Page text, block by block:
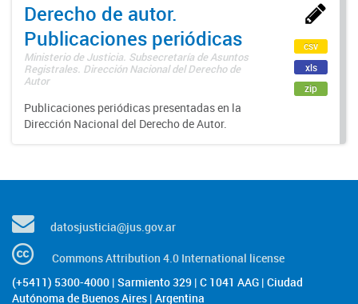
Derecho de autor.
Publicaciones periódicas
Ministerio de Justicia. Subsecretaría de Asuntos
Registrales. Dirección Nacional del Derecho de
Autor
Publicaciones periódicas presentadas en la
Dirección Nacional del Derecho de Autor.
csv
xls
zip
datosjusticia@jus.gov.ar
Commons Attribution 4.0 International license
(+5411) 5300-4000 | Sarmiento 329 | C 1041 AAG | Ciudad
Autónoma de Buenos Aires | Argentina